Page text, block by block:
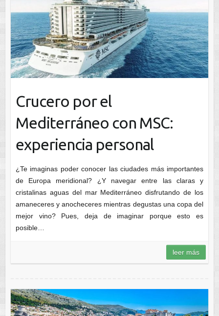
Crucero por el
Mediterráneo con MSC:
experiencia personal
¿Te imaginas poder conocer las ciudades más importantes
de Europa meridional? ¿Y navegar entre las claras y
cristalinas aguas del mar Mediterráneo disfrutando de los
amaneceres y anocheceres mientras degustas una copa del
mejor vino? Pues, deja de imaginar porque esto es
posible…
leer más